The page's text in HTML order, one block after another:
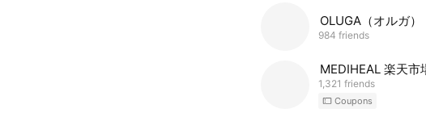
OLUGA（オルガ
984 friends
MEDIHEAL 楽天市
1,321 friends
Coupons